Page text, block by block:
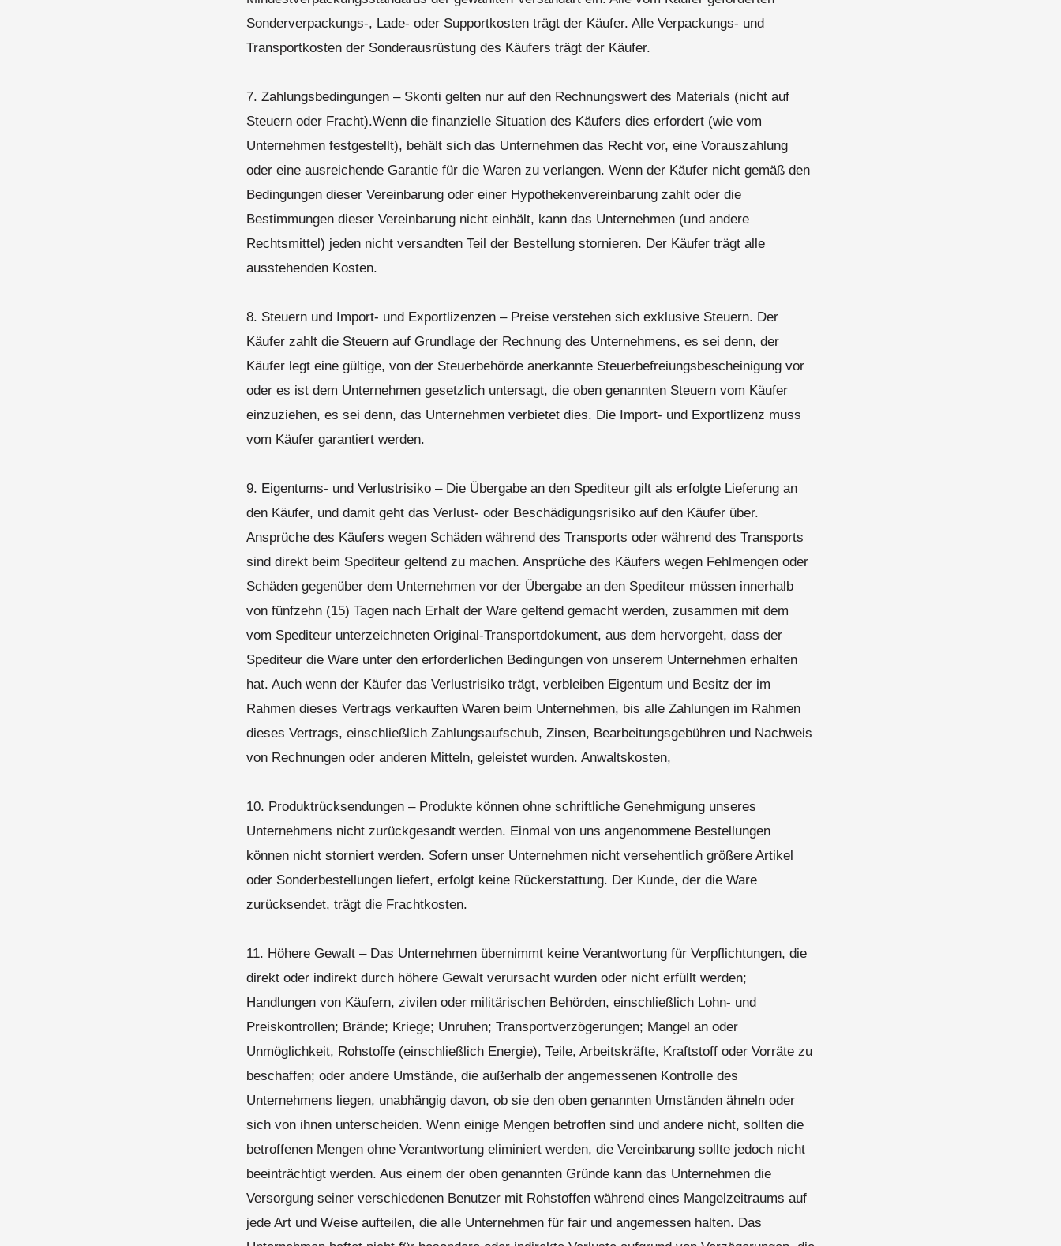
Sonderverpackungs-, Lade- oder Supportkosten trägt der Käufer. Alle Verpackungs- und
Transportkosten der Sonderausrüstung des Käufers trägt der Käufer.
7. Zahlungsbedingungen – Skonti gelten nur auf den Rechnungswert des Materials (nicht auf
Steuern oder Fracht).Wenn die finanzielle Situation des Käufers dies erfordert (wie vom
Unternehmen festgestellt), behält sich das Unternehmen das Recht vor, eine Vorauszahlung
oder eine ausreichende Garantie für die Waren zu verlangen. Wenn der Käufer nicht gemäß den
Bedingungen dieser Vereinbarung oder einer Hypothekenvereinbarung zahlt oder die
Bestimmungen dieser Vereinbarung nicht einhält, kann das Unternehmen (und andere
Rechtsmittel) jeden nicht versandten Teil der Bestellung stornieren. Der Käufer trägt alle
ausstehenden Kosten.
8. Steuern und Import- und Exportlizenzen – Preise verstehen sich exklusive Steuern. Der
Käufer zahlt die Steuern auf Grundlage der Rechnung des Unternehmens, es sei denn, der
Käufer legt eine gültige, von der Steuerbehörde anerkannte Steuerbefreiungsbescheinigung vor
oder es ist dem Unternehmen gesetzlich untersagt, die oben genannten Steuern vom Käufer
einzuziehen, es sei denn, das Unternehmen verbietet dies. Die Import- und Exportlizenz muss
vom Käufer garantiert werden.
9. Eigentums- und Verlustrisiko – Die Übergabe an den Spediteur gilt als erfolgte Lieferung an
den Käufer, und damit geht das Verlust- oder Beschädigungsrisiko auf den Käufer über.
Ansprüche des Käufers wegen Schäden während des Transports oder während des Transports
sind direkt beim Spediteur geltend zu machen. Ansprüche des Käufers wegen Fehlmengen oder
Schäden gegenüber dem Unternehmen vor der Übergabe an den Spediteur müssen innerhalb
von fünfzehn (15) Tagen nach Erhalt der Ware geltend gemacht werden, zusammen mit dem
vom Spediteur unterzeichneten Original-Transportdokument, aus dem hervorgeht, dass der
Spediteur die Ware unter den erforderlichen Bedingungen von unserem Unternehmen erhalten
hat. Auch wenn der Käufer das Verlustrisiko trägt, verbleiben Eigentum und Besitz der im
Rahmen dieses Vertrags verkauften Waren beim Unternehmen, bis alle Zahlungen im Rahmen
dieses Vertrags, einschließlich Zahlungsaufschub, Zinsen, Bearbeitungsgebühren und Nachweis
von Rechnungen oder anderen Mitteln, geleistet wurden. Anwaltskosten,
10. Produktrücksendungen – Produkte können ohne schriftliche Genehmigung unseres
Unternehmens nicht zurückgesandt werden. Einmal von uns angenommene Bestellungen
können nicht storniert werden. Sofern unser Unternehmen nicht versehentlich größere Artikel
oder Sonderbestellungen liefert, erfolgt keine Rückerstattung. Der Kunde, der die Ware
zurücksendet, trägt die Frachtkosten.
11. Höhere Gewalt – Das Unternehmen übernimmt keine Verantwortung für Verpflichtungen, die
direkt oder indirekt durch höhere Gewalt verursacht wurden oder nicht erfüllt werden;
Handlungen von Käufern, zivilen oder militärischen Behörden, einschließlich Lohn- und
Preiskontrollen; Brände; Kriege; Unruhen; Transportverzögerungen; Mangel an oder
Unmöglichkeit, Rohstoffe (einschließlich Energie), Teile, Arbeitskräfte, Kraftstoff oder Vorräte zu
beschaffen; oder andere Umstände, die außerhalb der angemessenen Kontrolle des
Unternehmens liegen, unabhängig davon, ob sie den oben genannten Umständen ähneln oder
sich von ihnen unterscheiden. Wenn einige Mengen betroffen sind und andere nicht, sollten die
betroffenen Mengen ohne Verantwortung eliminiert werden, die Vereinbarung sollte jedoch nicht
beeinträchtigt werden. Aus einem der oben genannten Gründe kann das Unternehmen die
Versorgung seiner verschiedenen Benutzer mit Rohstoffen während eines Mangelzeitraums auf
jede Art und Weise aufteilen, die alle Unternehmen für fair und angemessen halten. Das